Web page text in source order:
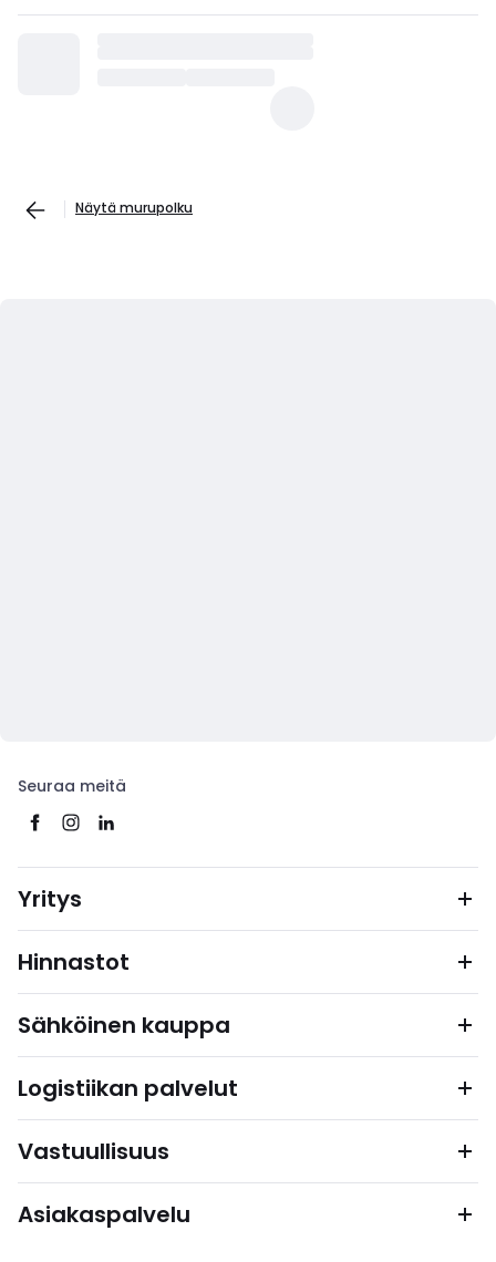
Näytä murupolku
Seuraa meitä
Yritys
Hinnastot
Sähköinen kauppa
Logistiikan palvelut
Vastuullisuus
Asiakaspalvelu